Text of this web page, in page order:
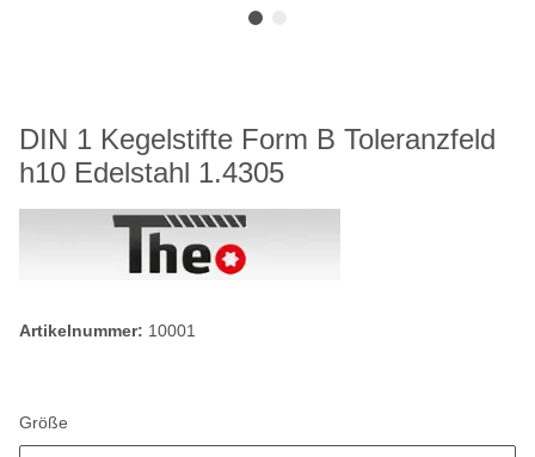
DIN 1 Kegelstifte Form B Toleranzfeld
h10 Edelstahl 1.4305
Artikelnummer: 10001
Größe